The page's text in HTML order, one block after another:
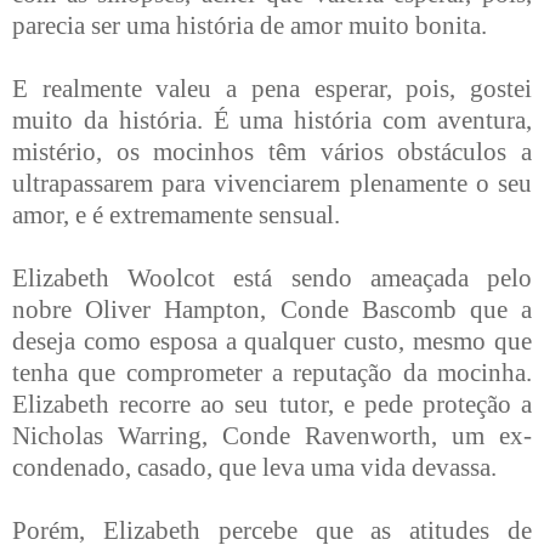
parecia ser uma história de amor muito bonita.
E realmente valeu a pena esperar, pois, gostei
muito da história. É uma história com aventura,
mistério, os mocinhos têm vários obstáculos a
ultrapassarem para vivenciarem plenamente o seu
amor, e é extremamente sensual.
Elizabeth Woolcot está sendo ameaçada pelo
nobre Oliver Hampton, Conde Bascomb que a
deseja como esposa a qualquer custo, mesmo que
tenha que comprometer a reputação da mocinha.
Elizabeth recorre ao seu tutor, e pede proteção a
Nicholas Warring, Conde Ravenworth, um ex-
condenado, casado, que leva uma vida devassa.
Porém, Elizabeth percebe que as atitudes de